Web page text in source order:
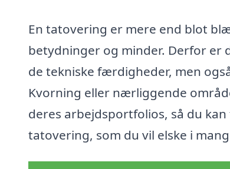
En tatovering er mere end blot
betydninger og minder. Derfor
de tekniske færdigheder, men
Kvorning eller nærliggende
deres arbejdsportfolios, så du
tatovering, som du vil elske i